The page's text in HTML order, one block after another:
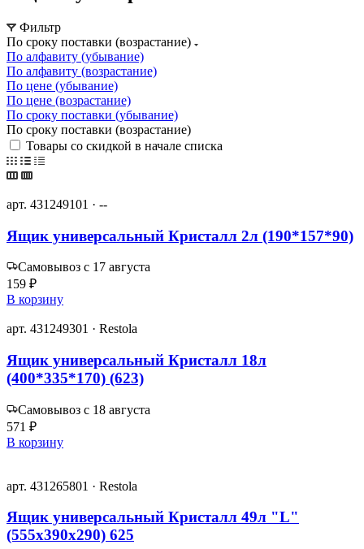
Фильтр
По сроку поставки (возрастание)
По алфавиту (убывание)
По алфавиту (возрастание)
По цене (убывание)
По цене (возрастание)
По сроку поставки (убывание)
По сроку поставки (возрастание)
Товары со скидкой в начале списка
арт. 431249101 · --
Ящик универсальный Кристалл 2л (190*157*90)
Самовывоз с 17 августа
159 ₽
В корзину
арт. 431249301 · Restola
Ящик универсальный Кристалл 18л
(400*335*170) (623)
Самовывоз с 18 августа
571 ₽
В корзину
арт. 431265801 · Restola
Ящик универсальный Кристалл 49л "L"
(555х390х290) 625